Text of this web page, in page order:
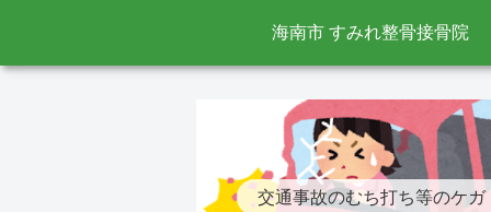
海南市 すみれ整骨接骨院
交通事故のむち打ち等のケガ